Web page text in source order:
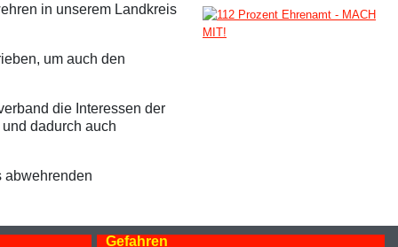
in unserem Landkreis
um auch den
die Interessen der
dadurch auch
abwehrenden
Gefahren